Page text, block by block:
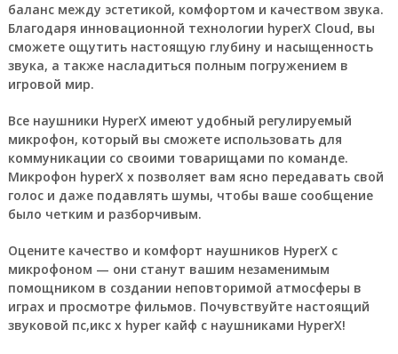
баланс между эстетикой, комфортом и качеством звука.
Благодаря инновационной технологии hyperX Cloud, вы
сможете ощутить настоящую глубину и насыщенность
звука, а также насладиться полным погружением в
игровой мир.
Все наушники HyperX имеют удобный регулируемый
микрофон, который вы сможете использовать для
коммуникации со своими товарищами по команде.
Микрофон hyperX x позволяет вам ясно передавать свой
голос и даже подавлять шумы, чтобы ваше сообщение
было четким и разборчивым.
Оцените качество и комфорт наушников HyperX с
микрофоном — они станут вашим незаменимым
помощником в создании неповторимой атмосферы в
играх и просмотре фильмов. Почувствуйте настоящий
звуковой пс,икс х hyper кайф с наушниками HyperX!